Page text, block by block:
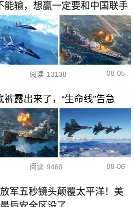
能输，想赢一定要和中国联手
阅读 13138 08-05
露出来了，“生命线”告急
阅读 9460 08-06
军五秒镜头颠覆太平洋！美